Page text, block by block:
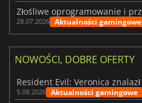
28.07.2026 Aktualności gamingowe
NOWOŚCI, DOBRE OFERTY
5.08.2026 Aktualności gamingowe